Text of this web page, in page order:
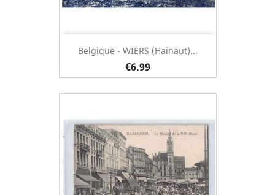
Belgique - WIERS (Hainaut)...
€6.99